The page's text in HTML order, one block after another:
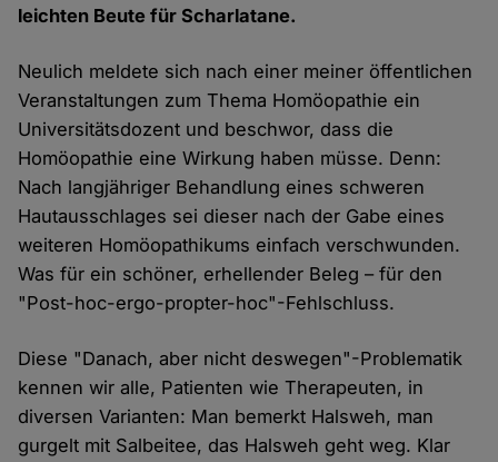
leichten Beute für Scharlatane.
Neulich meldete sich nach einer meiner öffentlichen
Veranstaltungen zum Thema Homöopathie ein
Universitätsdozent und beschwor, dass die
Homöopathie eine Wirkung haben müsse. Denn:
Nach langjähriger Behandlung eines schweren
Hautausschlages sei dieser nach der Gabe eines
weiteren Homöopathikums einfach verschwunden.
Was für ein schöner, erhellender Beleg – für den
"Post-hoc-ergo-propter-hoc"-Fehlschluss.
Diese "Danach, aber nicht deswegen"-Problematik
kennen wir alle, Patienten wie Therapeuten, in
diversen Varianten: Man bemerkt Halsweh, man
gurgelt mit Salbeitee, das Halsweh geht weg. Klar